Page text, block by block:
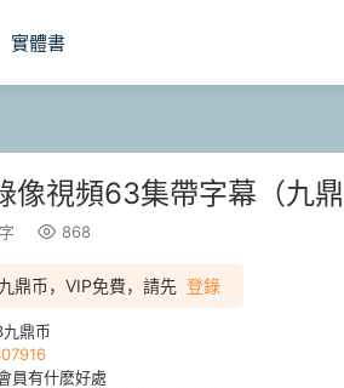
實體書
視頻63集帶字幕（九鼎
868
九鼎币，VIP免費，請先 登錄
鼎币
員有什麽好處